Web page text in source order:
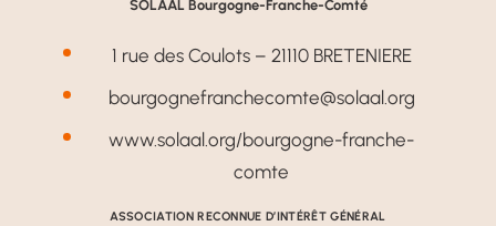
SOLAAL Bourgogne-Franche-Comté
1 rue des Coulots – 21110 BRETENIERE
bourgognefranchecomte@solaal.org
www.solaal.org/bourgogne-franche-
comte
ASSOCIATION RECONNUE D’INTÉRÊT GÉNÉRAL